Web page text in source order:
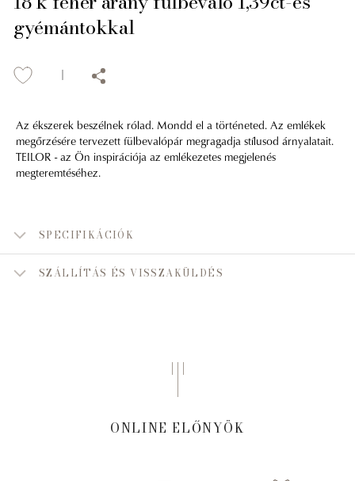
gyémántokkal
Az ékszerek beszélnek rólad. Mondd el a történeted. Az emlékek
megőrzésére tervezett fülbevalópár megragadja stílusod árnyalatait.
TEILOR - az Ön inspirációja az emlékezetes megjelenés
megteremtéséhez.
SPECIFIKÁCIÓK
SZÁLLÍTÁS ÉS VISSZAKÜLDÉS
ONLINE ELŐNYÖK